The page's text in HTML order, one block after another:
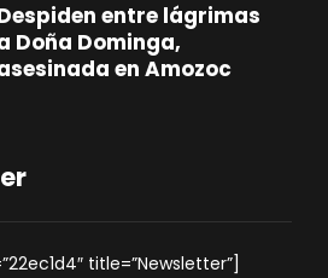
entre lágrimas
Doña Dominga,
en Amozoc
title=”Newsletter”]